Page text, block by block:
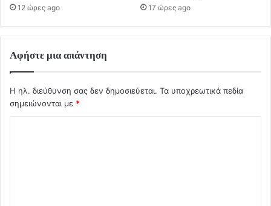
12 ώρες ago 17 ώρες ago
Αφήστε μια απάντηση
Η ηλ. διεύθυνση σας δεν δημοσιεύεται. Τα υποχρεωτικά πεδία
σημειώνονται με *